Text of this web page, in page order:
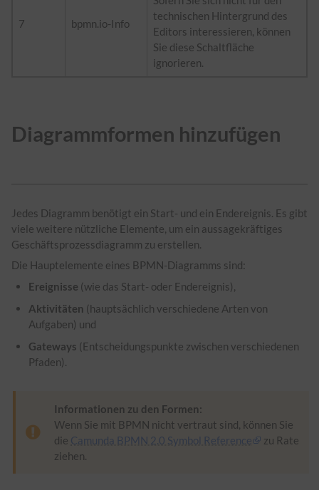
7 bpmn.io-Info
technischen Hintergrund des
Editors interessieren, können
Sie diese Schaltfläche
ignorieren.
Diagrammformen hinzufügen
Jedes Diagramm benötigt ein Start- und ein Endereignis. Es gibt
viele weitere nützliche Elemente, um ein aussagekräftiges
Geschäftsprozessdiagramm zu erstellen.
Die Hauptelemente eines BPMN-Diagramms sind:
Ereignisse (wie das Start- oder Endereignis),
Aktivitäten (hauptsächlich verschiedene Arten von
Aufgaben) und
Gateways (Entscheidungspunkte zwischen verschiedenen
Pfaden).
Informationen zu den Formen:
Wenn Sie mit BPMN nicht vertraut sind, können Sie
die Camunda BPMN 2.0 Symbol Reference
zu Rate
ziehen.